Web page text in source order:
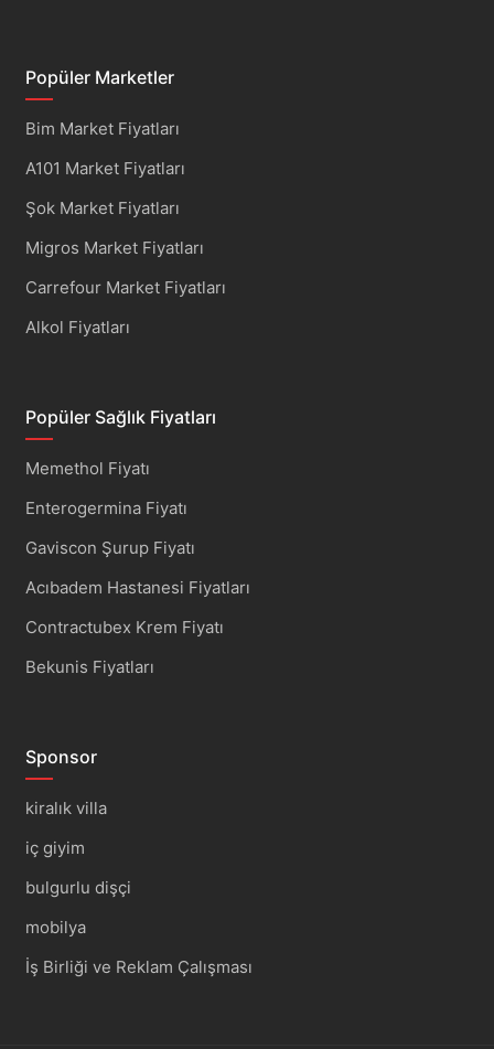
Popüler Marketler
Bim Market Fiyatları
A101 Market Fiyatları
Şok Market Fiyatları
Migros Market Fiyatları
Carrefour Market Fiyatları
Alkol Fiyatları
Popüler Sağlık Fiyatları
Memethol Fiyatı
Enterogermina Fiyatı
Gaviscon Şurup Fiyatı
Acıbadem Hastanesi Fiyatları
Contractubex Krem Fiyatı
Bekunis Fiyatları
Sponsor
kiralık villa
iç giyim
bulgurlu dişçi
mobilya
İş Birliği ve Reklam Çalışması